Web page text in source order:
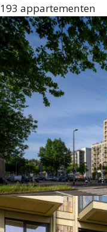
193 appartementen